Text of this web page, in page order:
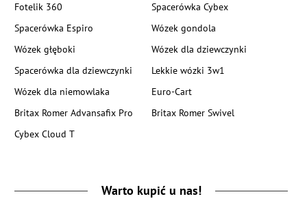
Fotelik 360
Spacerówka Cybex
Spacerówka Espiro
Wózek gondola
Wózek głęboki
Wózek dla dziewczynki
Spacerówka dla dziewczynki
Lekkie wózki 3w1
Wózek dla niemowlaka
Euro-Cart
Britax Romer Advansafix Pro
Britax Romer Swivel
Cybex Cloud T
Warto kupić u nas!